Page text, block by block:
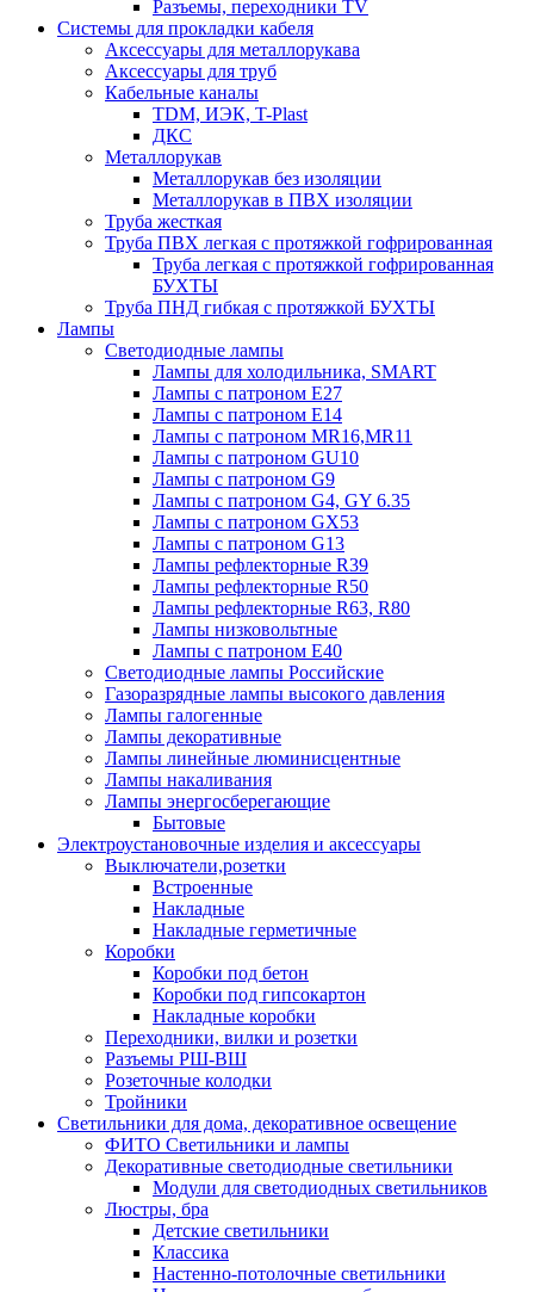
Разъемы, переходники TV
Системы для прокладки кабеля
Аксессуары для металлорукава
Аксессуары для труб
Кабельные каналы
TDM, ИЭК, T-Plast
ДКС
Металлорукав
Металлорукав без изоляции
Металлорукав в ПВХ изоляции
Труба жесткая
Труба ПВХ легкая с протяжкой гофрированная
Труба легкая с протяжкой гофрированная
БУХТЫ
Труба ПНД гибкая с протяжкой БУХТЫ
Лампы
Светодиодные лампы
Лампы для холодильника, SMART
Лампы с патроном E27
Лампы с патроном Е14
Лампы с патроном MR16,MR11
Лампы с патроном GU10
Лампы с патроном G9
Лампы с патроном G4, GY 6.35
Лампы с патроном GX53
Лампы с патроном G13
Лампы рефлекторные R39
Лампы рефлекторные R50
Лампы рефлекторные R63, R80
Лампы низковольтные
Лампы с патроном Е40
Светодиодные лампы Российские
Газоразрядные лампы высокого давления
Лампы галогенные
Лампы декоративные
Лампы линейные люминисцентные
Лампы накаливания
Лампы энергосберегающие
Бытовые
Электроустановочные изделия и аксессуары
Выключатели,розетки
Встроенные
Накладные
Накладные герметичные
Коробки
Коробки под бетон
Коробки под гипсокартон
Накладные коробки
Переходники, вилки и розетки
Разъемы РШ-ВШ
Розеточные колодки
Тройники
Светильники для дома, декоративное освещение
ФИТО Светильники и лампы
Декоративные светодиодные светильники
Модули для светодиодных светильников
Люстры, бра
Детские светильники
Классика
Настенно-потолочные светильники